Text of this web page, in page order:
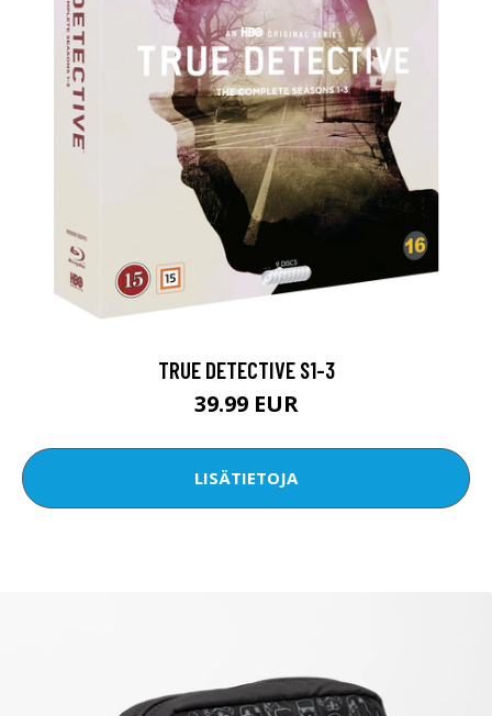
TRUE DETECTIVE S1-3
39.99 EUR
LISÄTIETOJA